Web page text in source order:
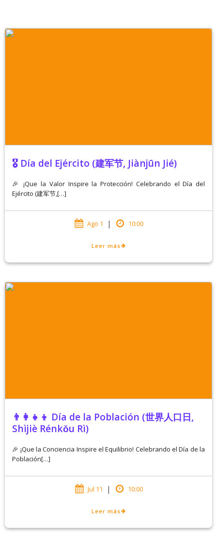
🎖️ Día del Ejército (建军节, Jiànjūn Jié)
🎉 ¡Que la Valor Inspire la Protección! Celebrando el Día del
Ejército (建军节,[…]
Ago 1 | 10:00
Leer más
👨‍👩‍👧‍👦 Día de la Población (世界人口日,
Shìjiè Rénkǒu Rì)
🎉 ¡Que la Conciencia Inspire el Equilibrio! Celebrando el Día de la
Población[…]
Jul 11 | 10:00
Leer más